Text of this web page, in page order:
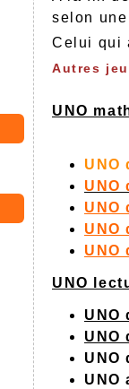
selon
Celui qui
Autres
UNO
UNO
UNO
UNO
UNO
UNO
UNO
UNO
UNO
UNO
UNO